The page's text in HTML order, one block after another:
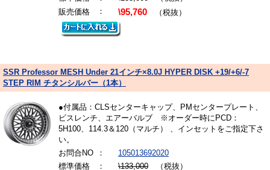
販売価格
： \95,760 （税抜）
SSR Professor MESH Under 21インチ×8.0J HYPER DISK +19/+6/-7
STEP RIM チタンシルバー（1本）
●付属品：CLSセンターキャップ、PMセンタープレート、
ビスレンチ、エアーバルブ ※オーダー時にPCD：
5H100、114.3＆120（マルチ） 、インセットをご指定下さ
い。
お問合NO
：
105013692020
標準価格
： \133,000 （税抜）